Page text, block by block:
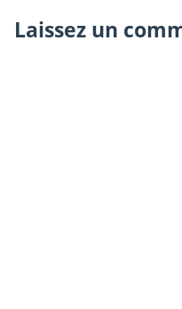
Laissez un